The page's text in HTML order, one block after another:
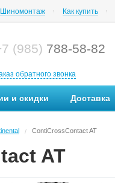
Шиномонтаж Как купить
(985) 788-58-82
обратного звонка
и скидки Доставка
/ ContiCrossContact AT
AT